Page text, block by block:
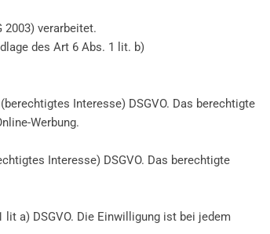
2003) verarbeitet.
des Art 6 Abs. 1 lit. b)
Interesse) DSGVO. Das berechtigte
Werbung.
Interesse) DSGVO. Das berechtigte
a) DSGVO. Die Einwilligung ist bei jedem